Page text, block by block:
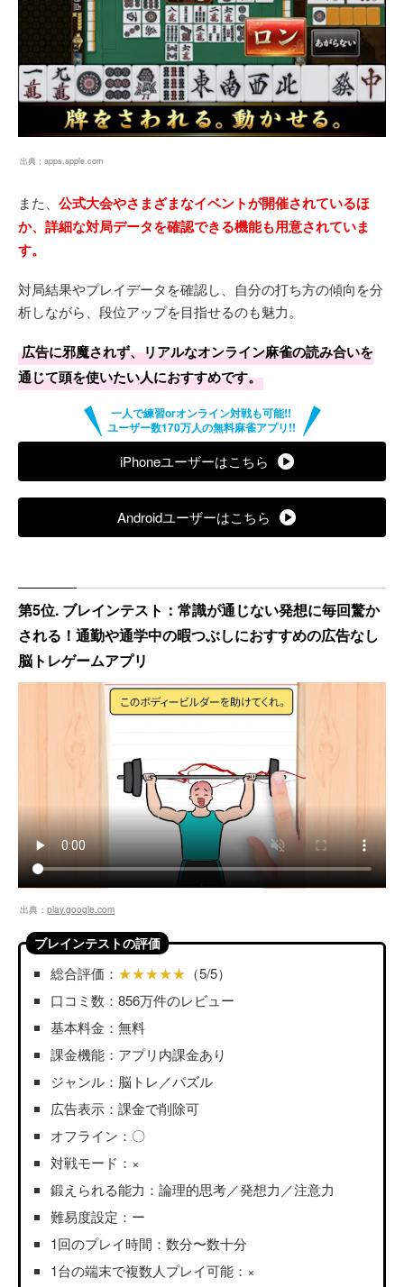
出典： apps.apple.com
また、 公式大会やさまざまなイベントが開催されているほ
か、詳細な対局データを確認できる機能も用意されていま
す。
対局結果やプレイデータを確認し、自分の打ち方の傾向を分
析しながら、段位アップを目指せるのも魅力。
広告に邪魔されず、リアルなオンライン麻雀の読み合いを
通じて頭を使いたい人におすすめです。
iPhoneユーザーはこちら
Androidユーザーはこちら
第5位. ブレインテスト：常識が通じない発想に毎回驚か
される！通勤や通学中の暇つぶしにおすすめの広告なし
脳トレゲームアプリ
出典： play.google.com
ブレインテストの評価
総合評価： ★★★★★ （5/5）
口コミ数：856万件のレビュー
基本料金：無料
課金機能：アプリ内課金あり
ジャンル：脳トレ／パズル
広告表示：課金で削除可
オフライン：〇
対戦モード：×
鍛えられる能力：論理的思考／発想力／注意力
難易度設定：ー
1回のプレイ時間：数分〜数十分
1台の端末で複数人プレイ可能：×